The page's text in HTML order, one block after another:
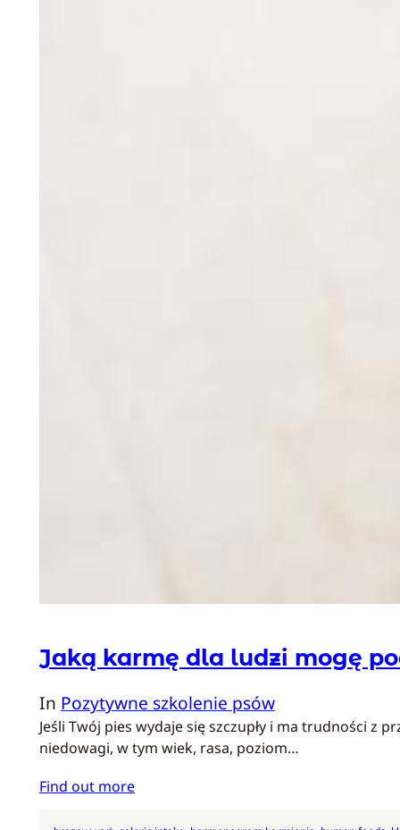
Jaką karmę dla ludzi mogę
In Pozytywne szkolenie psów
Jeśli Twój pies wydaje się szczupły i ma trudności
niedowagi, w tym wiek, rasa, poziom…
Find out more